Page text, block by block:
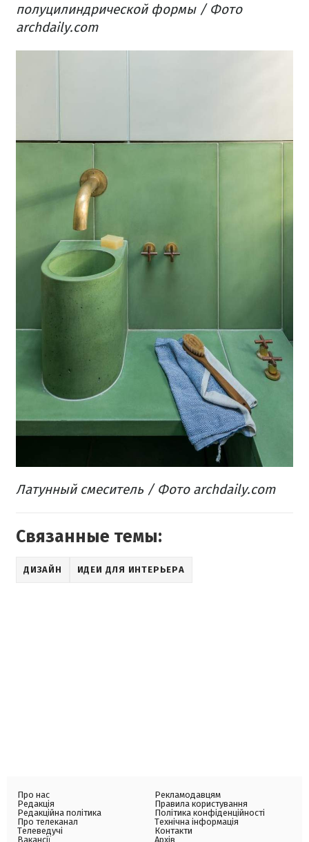
полуцилиндрической формы / Фото
archdaily.com
Латунный смеситель / Фото archdaily.com
Связанные темы:
ДИЗАЙН ИДЕИ ДЛЯ ИНТЕРЬЕРА
Про нас
Редакція
Редакційна політика
Про телеканал
Телеведучі
Вакансії
Рекламодавцям
Правила користування
Політика конфіденційності
Технічна інформація
Контакти
Архів